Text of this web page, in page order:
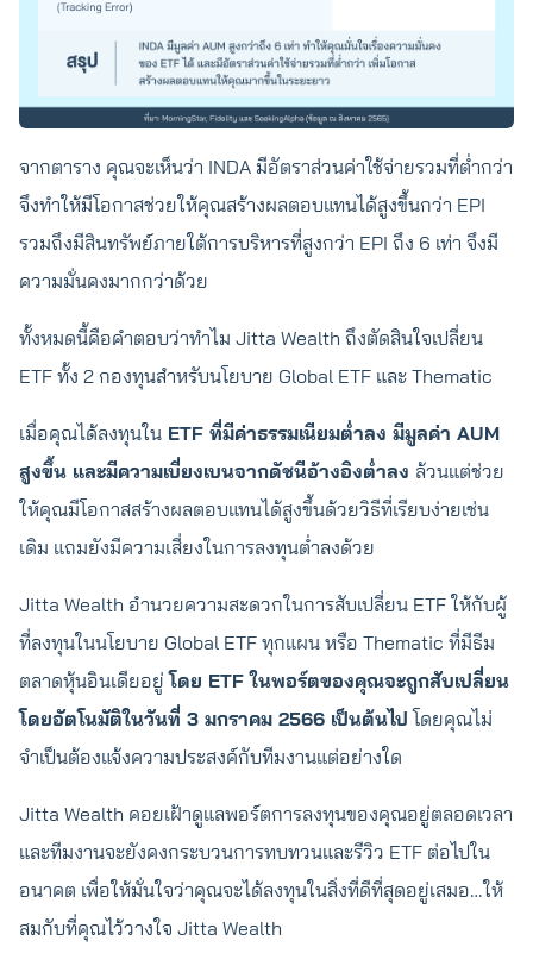
จากตาราง คุณจะเห็นว่า INDA มีอัตราส่วนค่าใช้จ่ายรวมที่ต่ำกว่า
จึงทำให้มีโอกาสช่วยให้คุณสร้างผลตอบแทนได้สูงขึ้นกว่า EPI
รวมถึงมีสินทรัพย์ภายใต้การบริหารที่สูงกว่า EPI ถึง 6 เท่า จึงมี
ความมั่นคงมากกว่าด้วย
ทั้งหมดนี้คือคำตอบว่าทำไม Jitta Wealth ถึงตัดสินใจเปลี่ยน
ETF ทั้ง 2 กองทุนสำหรับนโยบาย Global ETF และ Thematic
เมื่อคุณได้ลงทุนใน ETF ที่มีค่าธรรมเนียมต่ำลง มีมูลค่า AUM
สูงขึ้น และมีความเบี่ยงเบนจากดัชนีอ้างอิงต่ำลง ล้วนแต่ช่วย
ให้คุณมีโอกาสสร้างผลตอบแทนได้สูงขึ้นด้วยวิธีที่เรียบง่ายเช่น
เดิม แถมยังมีความเสี่ยงในการลงทุนต่ำลงด้วย
Jitta Wealth อำนวยความสะดวกในการสับเปลี่ยน ETF ให้กับผู้
ที่ลงทุนในนโยบาย Global ETF ทุกแผน หรือ Thematic ที่มีธีม
ตลาดหุ้นอินเดียอยู่โดย ETF ในพอร์ตของคุณจะถูกสับเปลี่ยน
โดยอัตโนมัติในวันที่ 3 มกราคม 2566 เป็นต้นไป โดยคุณไม่
จำเป็นต้องแจ้งความประสงค์กับทีมงานแต่อย่างใด
Jitta Wealth คอยเฝ้าดูแลพอร์ตการลงทุนของคุณอยู่ตลอดเวลา
และทีมงานจะยังคงกระบวนการทบทวนและรีวิว ETF ต่อไปใน
อนาคต เพื่อให้มั่นใจว่าคุณจะได้ลงทุนในสิ่งที่ดีที่สุดอยู่เสมอ…ให้
สมกับที่คุณไว้วางใจ Jitta Wealth